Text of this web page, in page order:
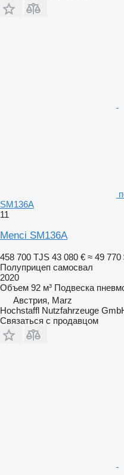
SM136A
11
Menci SM136A
458 700 TJS 43 080 € ≈ 49 770
Полуприцеп самосвал
2020
Объем 92 м³ Подвеска
Австрия, Marz
Hochstaffl Nutzfahrzeuge
Связаться с продавцом